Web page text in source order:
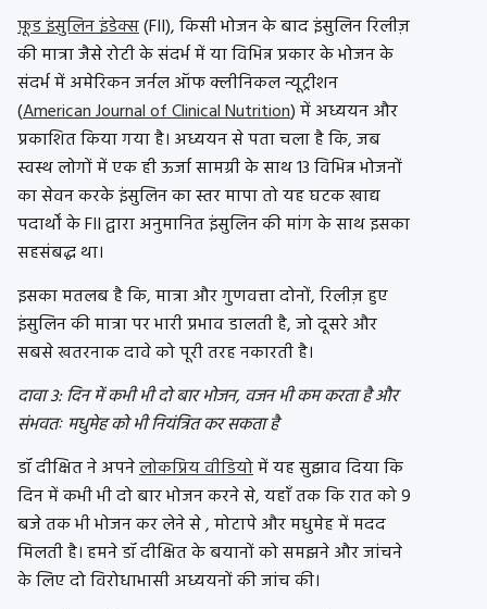
फ़ूड इंसुलिन इंडेक्स(FII), किसी भोजन के बाद इंसुलिन रिलीज़
की मात्रा जैसे रोटी के संदर्भ में या विभिन्न प्रकार के भोजन के
संदर्भ में अमेरिकन जर्नल ऑफ क्लीनिकल न्यूट्रीशन
(American Journal of Clinical Nutrition) में अध्ययन और
प्रकाशित किया गया है। अध्ययन से पता चला है कि, जब
स्वस्थ लोगों में एक ही ऊर्जा सामग्री के साथ 13 विभिन्न भोजनों
का सेवन करके इंसुलिन का स्तर मापा तो यह घटक खाद्य
पदार्थों के FII द्वारा अनुमानित इंसुलिन की मांग के साथ इसका
सहसंबद्ध था।
इसका मतलब है कि, मात्रा और गुणवत्ता दोनों, रिलीज़ हुए
इंसुलिन की मात्रा पर भारी प्रभाव डालती है, जो दूसरे और
सबसे खतरनाक दावे को पूरी तरह नकारती है।
दावा 3: दिन में कभी भी दो बार भोजन, वजन भी कम करता है और
संभवतः मधुमेह को भी नियंत्रित कर सकता है
डॉ दीक्षित ने अपनेलोकप्रिय वीडियोमें यह सुझाव दिया कि
दिन में कभी भी दो बार भोजन करने से, यहाँ तक कि रात को 9
बजे तक भी भोजन कर लेने से , मोटापे और मधुमेह में मदद
मिलती है। हमने डॉ दीक्षित के बयानों को समझने और जांचने
के लिए दो विरोधाभासी अध्ययनों की जांच की।